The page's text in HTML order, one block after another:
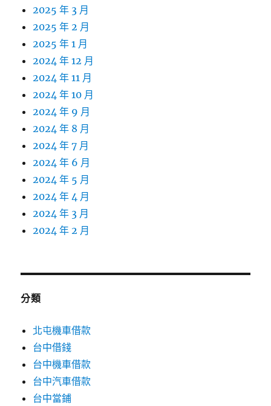
2025 年 3 月
2025 年 2 月
2025 年 1 月
2024 年 12 月
2024 年 11 月
2024 年 10 月
2024 年 9 月
2024 年 8 月
2024 年 7 月
2024 年 6 月
2024 年 5 月
2024 年 4 月
2024 年 3 月
2024 年 2 月
分類
北屯機車借款
台中借錢
台中機車借款
台中汽車借款
台中當鋪